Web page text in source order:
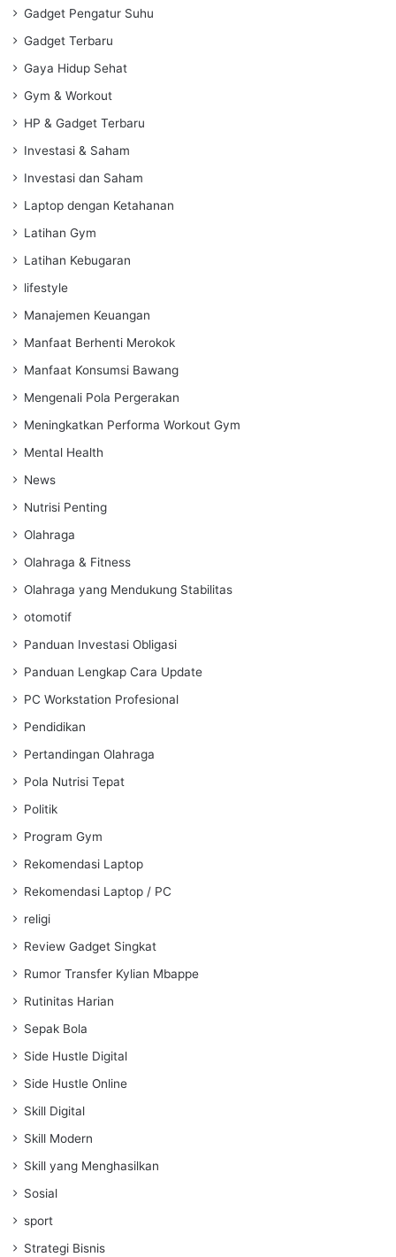
Gadget Pengatur Suhu
Gadget Terbaru
Gaya Hidup Sehat
Gym & Workout
HP & Gadget Terbaru
Investasi & Saham
Investasi dan Saham
Laptop dengan Ketahanan
Latihan Gym
Latihan Kebugaran
lifestyle
Manajemen Keuangan
Manfaat Berhenti Merokok
Manfaat Konsumsi Bawang
Mengenali Pola Pergerakan
Meningkatkan Performa Workout Gym
Mental Health
News
Nutrisi Penting
Olahraga
Olahraga & Fitness
Olahraga yang Mendukung Stabilitas
otomotif
Panduan Investasi Obligasi
Panduan Lengkap Cara Update
PC Workstation Profesional
Pendidikan
Pertandingan Olahraga
Pola Nutrisi Tepat
Politik
Program Gym
Rekomendasi Laptop
Rekomendasi Laptop / PC
religi
Review Gadget Singkat
Rumor Transfer Kylian Mbappe
Rutinitas Harian
Sepak Bola
Side Hustle Digital
Side Hustle Online
Skill Digital
Skill Modern
Skill yang Menghasilkan
Sosial
sport
Strategi Bisnis